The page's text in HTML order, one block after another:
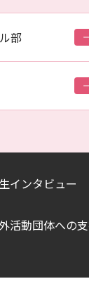
部
インタビュー
活動団体への